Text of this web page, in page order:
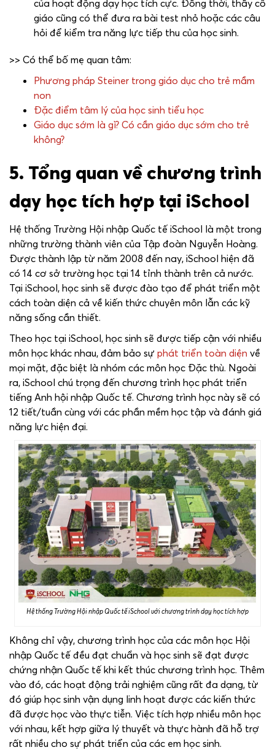
của hoạt động dạy học tích cực. Đồng thời, thầy cô
giáo cũng có thể đưa ra bài test nhỏ hoặc các câu
hỏi để kiểm tra năng lực tiếp thu của học sinh.
>> Có thể bố mẹ quan tâm:
Phương pháp Steiner trong giáo dục cho trẻ mầm
non
Đặc điểm tâm lý của học sinh tiểu học
Giáo dục sớm là gì? Có cần giáo dục sớm cho trẻ
không?
5. Tổng quan về chương trình
dạy học tích hợp tại iSchool
Hệ thống Trường Hội nhập Quốc tế iSchool là một trong
những trường thành viên của Tập đoàn Nguyễn Hoàng.
Được thành lập từ năm 2008 đến nay, iSchool hiện đã
có 14 cơ sở trường học tại 14 tỉnh thành trên cả nước.
Tại iSchool, học sinh sẽ được đào tạo để phát triển một
cách toàn diện cả về kiến thức chuyên môn lẫn các kỹ
năng sống cần thiết.
Theo học tại iSchool, học sinh sẽ được tiếp cận với nhiều
môn học khác nhau, đảm bảo sự phát triển toàn diện về
mọi mặt, đặc biệt là nhóm các môn học Đặc thù. Ngoài
ra, iSchool chú trọng đến chương trình học phát triển
tiếng Anh hội nhập Quốc tế. Chương trình học này sẽ có
12 tiết/tuần cùng với các phần mềm học tập và đánh giá
năng lực hiện đại.
Hệ thống Trường Hội nhập Quốc tế iSchool với chương trình dạy học tích hợp
Không chỉ vậy, chương trình học của các môn học Hội
nhập Quốc tế đều đạt chuẩn và học sinh sẽ đạt được
chứng nhận Quốc tế khi kết thúc chương trình học. Thêm
vào đó, các hoạt động trải nghiệm cũng rất đa dạng, từ
đó giúp học sinh vận dụng linh hoạt được các kiến thức
đã được học vào thực tiễn. Việc tích hợp nhiều môn học
với nhau, kết hợp giữa lý thuyết và thực hành đã hỗ trợ
rất nhiều cho sự phát triển của các em học sinh.